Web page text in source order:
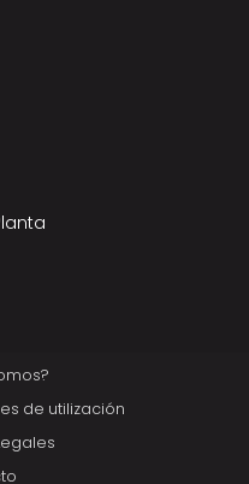
de utilización